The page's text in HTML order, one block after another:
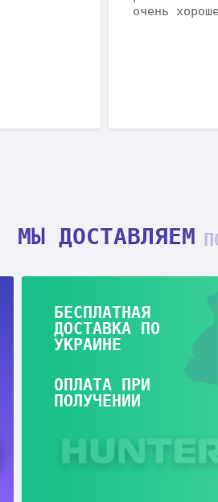
очень
МЫ ДОСТАВЛЯЕМ
БЕСПЛАТНАЯ
ДОСТАВКА ПО
УКРАИНЕ
ОПЛАТА ПРИ
ПОЛУЧЕНИИ